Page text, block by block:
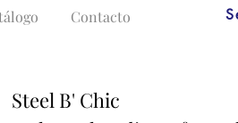
Contacto
Steel B' Chic